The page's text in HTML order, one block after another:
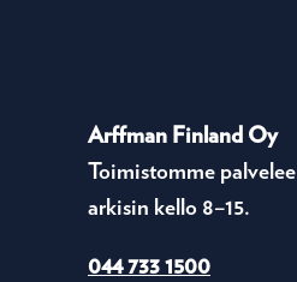
Arffman Finland Oy
Toimistomme palvelee
arkisin kello 8–15.
044 733 1500